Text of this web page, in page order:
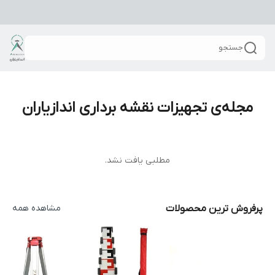
جستجو
مجله‌ی تجهیزات نقشه برداری اندازیاران
مطلبی یافت نشد.
پرفروش ترین محصولات مشاهده همه